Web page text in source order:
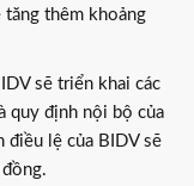
tăng thêm khoảng
sẽ triển khai các
quy định nội bộ của
điều lệ của BIDV sẽ